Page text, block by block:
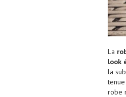
La
look
la
robe